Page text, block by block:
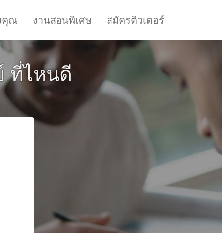
คุณ งานสอนพิเศษ สมัครติวเตอร์
ที่ไหนดี